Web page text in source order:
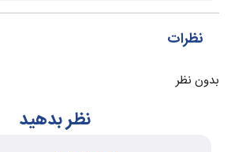
نظرات
بدون نظر
نظر بدهید